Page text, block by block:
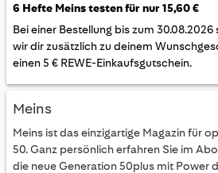
6 Hefte Meins testen für nur 15,60 €
Bei einer Bestellung bis zum 30.08.2026
wir dir zusätzlich zu deinem
einen 5 € REWE-Einkaufsgutschein.
Meins
Meins ist das einzigartige Magazin für
50. Ganz persönlich erfahren Sie im
die neue Generation 50plus mit Power